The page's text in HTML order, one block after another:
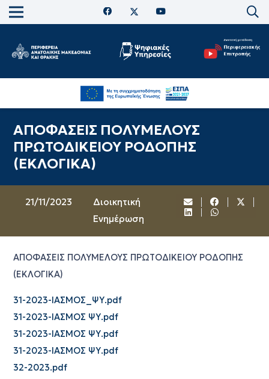
ΑΠΟΦΑΣΕΙΣ ΠΟΛΥΜΕΛΟΥΣ
ΠΡΩΤΟΔΙΚΕΙΟΥ ΡΟΔΟΠΗΣ
(ΕΚΛΟΓΙΚΑ)
21/11/2023
Διοικητική
Ενημέρωση
ΑΠΟΦΑΣΕΙΣ ΠΟΛΥΜΕΛΟΥΣ ΠΡΩΤΟΔΙΚΕΙΟΥ ΡΟΔΟΠΗΣ
(ΕΚΛΟΓΙΚΑ)
31-2023-ΙΑΣΜΟΣ_ΨΥ.pdf
31-2023-ΙΑΣΜΟΣ ΨΥ.pdf
31-2023-ΙΑΣΜΟΣ ΨΥ.pdf
31-2023-ΙΑΣΜΟΣ ΨΥ.pdf
32-2023.pdf